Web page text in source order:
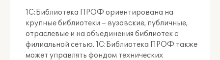
1С:Библиотека ПРОФ ориентирована на
крупные библиотеки – вузовские, публичные,
отраслевые и на объединения библиотек с
филиальной сетью. 1С:Библиотека ПРОФ также
может управлять фондом технических